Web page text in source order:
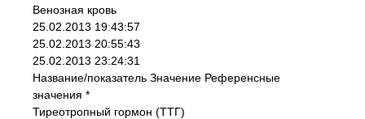
Венозная кровь
25.02.2013 19:43:57
25.02.2013 20:55:43
25.02.2013 23:24:31
Название/показатель Значение Референсные
значения *
Тиреотропный гормон (ТТГ)